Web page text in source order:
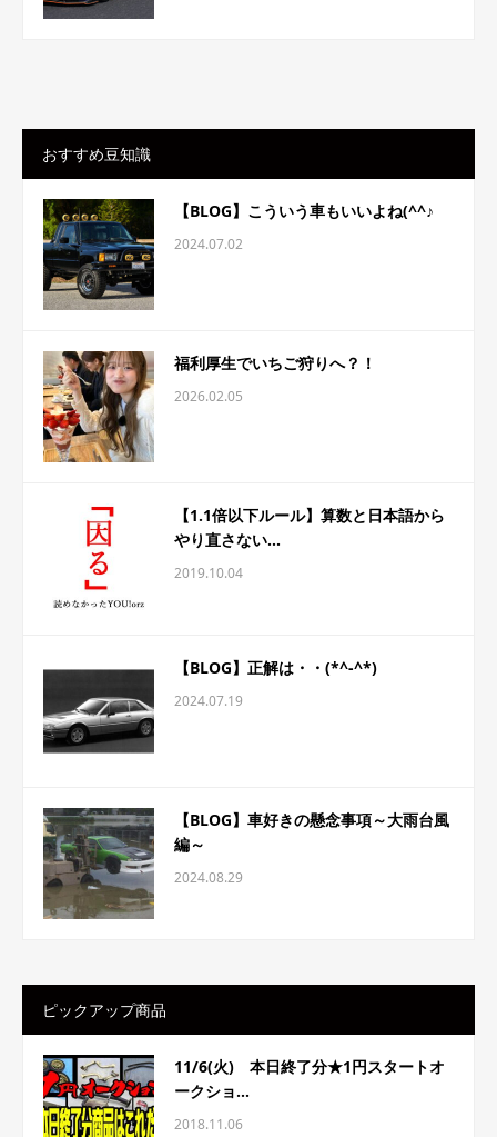
おすすめ豆知識
【BLOG】こういう車もいいよね(^^♪
2024.07.02
福利厚生でいちご狩りへ？！
2026.02.05
【1.1倍以下ルール】算数と日本語から
やり直さない...
2019.10.04
【BLOG】正解は・・(*^-^*)
2024.07.19
【BLOG】車好きの懸念事項～大雨台風
編～
2024.08.29
ピックアップ商品
11/6(火) 本日終了分★1円スタートオ
ークショ...
2018.11.06